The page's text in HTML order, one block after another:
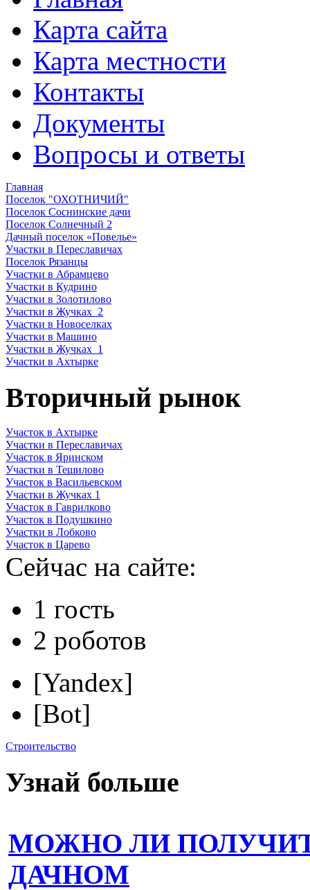
Карта сайта
Карта местности
Контакты
Документы
Вопросы и ответы
Главная
Поселок "ОХОТНИЧИЙ"
Поселок Соснинские дачи
Поселок Солнечный 2
Дачный поселок «Повелье»
Участки в Переславичах
Поселок Рязанцы
Участки в Абрамцево
Участки в Кудрино
Участки в Золотилово
Участки в Жучках_2
Участки в Новоселках
Участки в Машино
Участки в Жучках_1
Участки в Ахтырке
Вторичный рынок
Участок в Ахтырке
Участки в Переславичах
Участок в Яринском
Участки в Тешилово
Участок в Васильевском
Участки в Жучках 1
Участок в Гаврилково
Участок в Подушкино
Участки в Лобково
Участок в Царево
Сейчас на сайте:
1 гость
2 роботов
[Yandex]
[Bot]
Строительство
Узнай больше
МОЖНО ЛИ
ДАЧНОМ